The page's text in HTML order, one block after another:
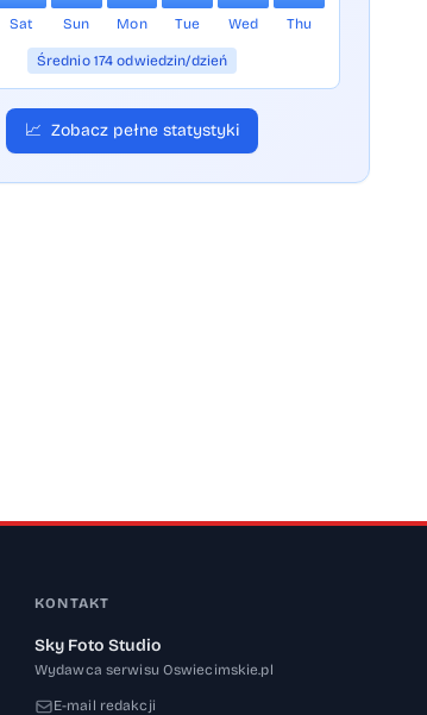
Sat Sun Mon Tue Wed Thu
Średnio 174 odwiedzin/dzień
📈 Zobacz pełne statystyki
KONTAKT
Sky Foto Studio
Wydawca serwisu Oswiecimskie.pl
E-mail redakcji